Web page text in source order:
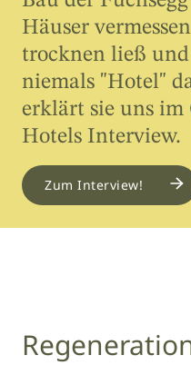
Häuser
trocknen ließ
niemals "Hotel"
erklärt sie uns im
Hotels Interview.
Zum Interview!